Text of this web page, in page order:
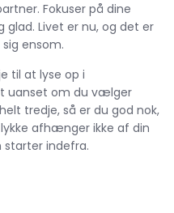
Fokuser på dine
Livet er nu, og det er
ensom.
til at lyse op i
uanset om du vælger
tredje, så er du god nok,
afhænger ikke af din
indefra.